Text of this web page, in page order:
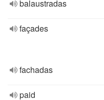
balaustradas
façades
fachadas
paid